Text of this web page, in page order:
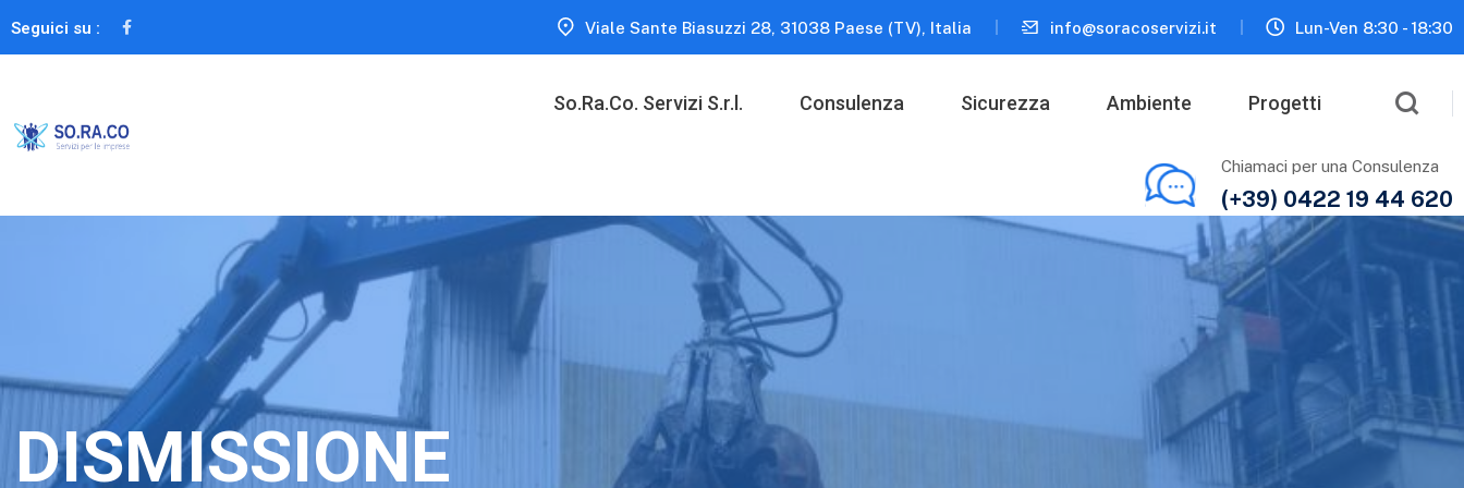
Seguici su : Viale Sante Biasuzzi 28, 31038 Paese (TV), Italia info@soracoservizi.it Lun-Ven 8:30 - 18:30
So.Ra.Co. Servizi S.r.l. Consulenza Sicurezza Ambiente Progetti
Chiamaci per una Consulenza
(+39) 0422 19 44 620
DISMISSIONE